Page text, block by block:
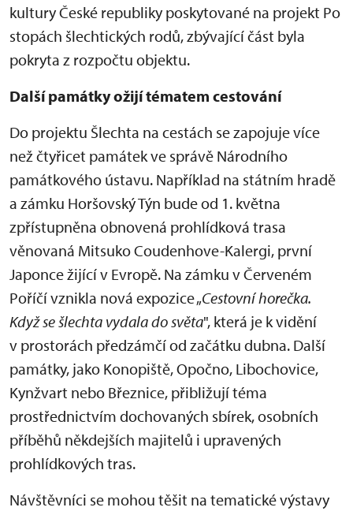
kultury České republiky poskytované na projekt Po
stopách šlechtických rodů, zbývající část byla
pokryta z rozpočtu objektu.
Další památky ožijí tématem cestování
Do projektu Šlechta na cestách se zapojuje více
než čtyřicet památek ve správě Národního
památkového ústavu. Například na státním hradě
a zámku Horšovský Týn bude od 1. května
zpřístupněna obnovená prohlídková trasa
věnovaná Mitsuko Coudenhove-Kalergi, první
Japonce žijící v Evropě. Na zámku v Červeném
Poříčí vznikla nová expozice „Cestovní horečka.
Když se šlechta vydala do světa", která je k vidění
v prostorách předzámčí od začátku dubna. Další
památky, jako Konopiště, Opočno, Libochovice,
Kynžvart nebo Březnice, přibližují téma
prostřednictvím dochovaných sbírek, osobních
příběhů někdejších majitelů i upravených
prohlídkových tras.
Návštěvníci se mohou těšit na tematické výstavy